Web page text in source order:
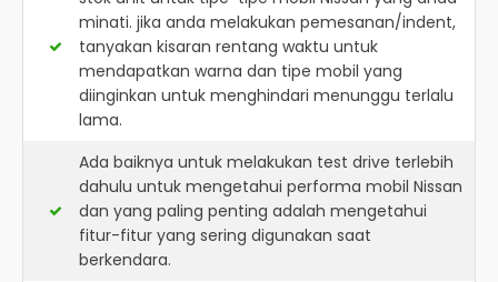
minati. jika anda melakukan pemesanan/indent,
tanyakan kisaran rentang waktu untuk
mendapatkan warna dan tipe mobil yang
diinginkan untuk menghindari menunggu terlalu
lama.
Ada baiknya untuk melakukan test drive terlebih
dahulu untuk mengetahui performa mobil Nissan
dan yang paling penting adalah mengetahui
fitur-fitur yang sering digunakan saat
berkendara.